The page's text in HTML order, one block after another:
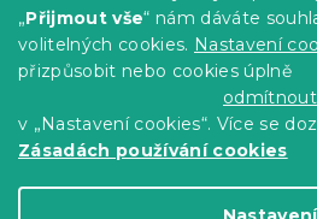
„Přijmout vše“ nám dáváte
volitelných cookies. Nastavení
přizpůsobit nebo cookies úplně
odmítnout
v „Nastavení cookies“. Více se
Zásadách používání cookies
Tabulky velikostí
Blog